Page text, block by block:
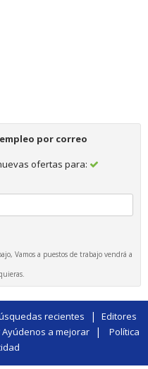
por correo
ofertas para:
Vamos a puestos de trabajo vendrá a
recientes | Editores
a mejorar|
Política